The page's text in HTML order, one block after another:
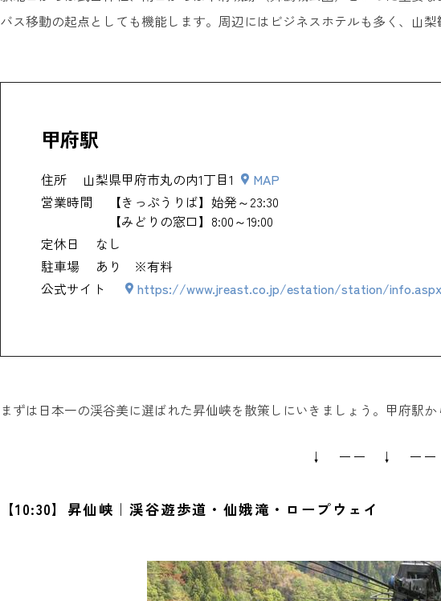
バス移動の起点としても機能します。周辺にはビジネスホテルも多く、山
甲府駅
住所 山梨県甲府市丸の内1丁目1
MAP
営業時間
【きっぷうりば】始発～23:30
【みどりの窓口】8:00～19:00
定休日
なし
駐車場
あり ※有料
公式サイト
https://www.jreast.co.jp/estation/station/
まずは日本一の渓谷美に選ばれた昇仙峡を散策しにいきましょう。甲府駅か
↓ ーー ↓ ー
【10:30】昇仙峡｜渓谷遊歩道・仙娥滝・ロープウェイ